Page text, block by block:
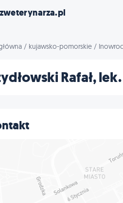
/ kujawsko-pomorskie /
Rafał,